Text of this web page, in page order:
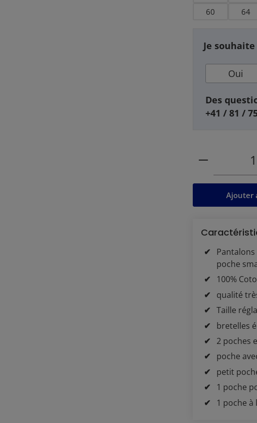
60
64
Je souhaite
Oui
Des
+41 / 81 /
Quantité
Ajouter
poche
100%
qualité
Taille
bretelles
2 poches
poche
petit
1 poche
1 poche